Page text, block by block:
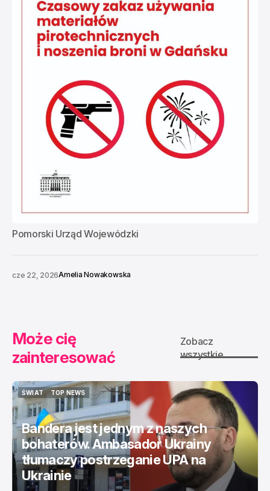
Pomorski Urząd Wojewódzki
cze 22, 2026Amelia Nowakowska
Może cię
zainteresować
Zobacz
wszystkie
ŚWIAT
ŚWIAT
TOP NEWS
TOP NEWS
Bandera jest jednym z naszych
bohaterów. Ambasador Ukrainy
tłumaczy postrzeganie UPA na
Ukrainie